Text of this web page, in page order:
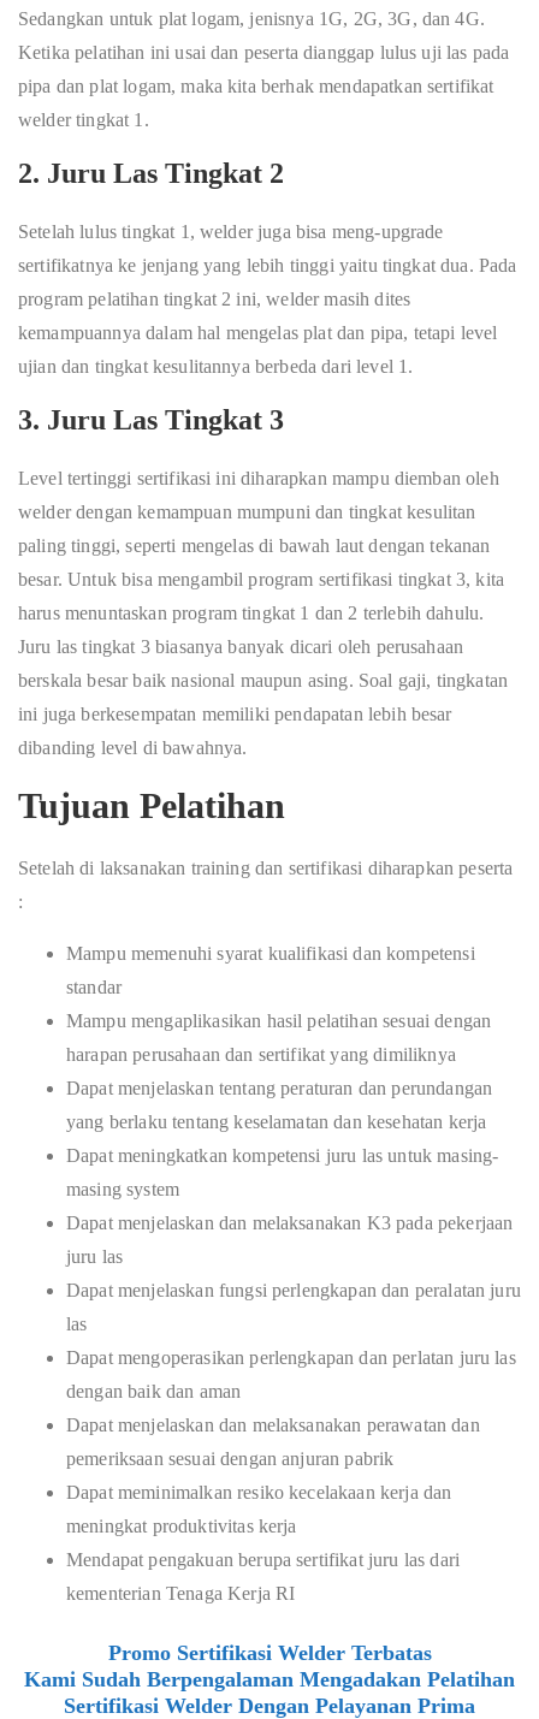
Sedangkan untuk plat logam, jenisnya 1G, 2G, 3G, dan 4G.
Ketika pelatihan ini usai dan peserta dianggap lulus uji las pada
pipa dan plat logam, maka kita berhak mendapatkan sertifikat
welder tingkat 1.
2. Juru Las Tingkat 2
Setelah lulus tingkat 1, welder juga bisa meng-upgrade
sertifikatnya ke jenjang yang lebih tinggi yaitu tingkat dua. Pada
program pelatihan tingkat 2 ini, welder masih dites
kemampuannya dalam hal mengelas plat dan pipa, tetapi level
ujian dan tingkat kesulitannya berbeda dari level 1.
3. Juru Las Tingkat 3
Level tertinggi sertifikasi ini diharapkan mampu diemban oleh
welder dengan kemampuan mumpuni dan tingkat kesulitan
paling tinggi, seperti mengelas di bawah laut dengan tekanan
besar. Untuk bisa mengambil program sertifikasi tingkat 3, kita
harus menuntaskan program tingkat 1 dan 2 terlebih dahulu.
Juru las tingkat 3 biasanya banyak dicari oleh perusahaan
berskala besar baik nasional maupun asing. Soal gaji, tingkatan
ini juga berkesempatan memiliki pendapatan lebih besar
dibanding level di bawahnya.
Tujuan Pelatihan
Setelah di laksanakan training dan sertifikasi diharapkan peserta
:
Mampu memenuhi syarat kualifikasi dan kompetensi
standar
Mampu mengaplikasikan hasil pelatihan sesuai dengan
harapan perusahaan dan sertifikat yang dimiliknya
Dapat menjelaskan tentang peraturan dan perundangan
yang berlaku tentang keselamatan dan kesehatan kerja
Dapat meningkatkan kompetensi juru las untuk masing-
masing system
Dapat menjelaskan dan melaksanakan K3 pada pekerjaan
juru las
Dapat menjelaskan fungsi perlengkapan dan peralatan juru
las
Dapat mengoperasikan perlengkapan dan perlatan juru las
dengan baik dan aman
Dapat menjelaskan dan melaksanakan perawatan dan
pemeriksaan sesuai dengan anjuran pabrik
Dapat meminimalkan resiko kecelakaan kerja dan
meningkat produktivitas kerja
Mendapat pengakuan berupa sertifikat juru las dari
kementerian Tenaga Kerja RI
Promo Sertifikasi Welder Terbatas
Kami Sudah Berpengalaman Mengadakan Pelatihan
Sertifikasi Welder Dengan Pelayanan Prima